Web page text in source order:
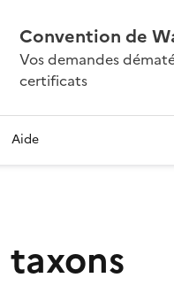
Convention de
Vos demandes
certificats
Aide
taxons